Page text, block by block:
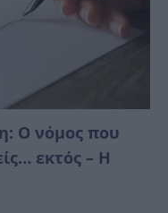
Ο νόμος που
εκτός – Η